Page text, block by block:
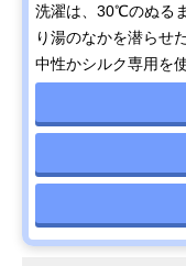
洗濯は、30℃のぬる
り湯のなかを潜らせ
中性かシルク専用を